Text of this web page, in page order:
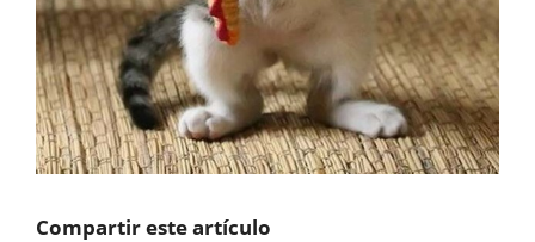
Compartir este artículo